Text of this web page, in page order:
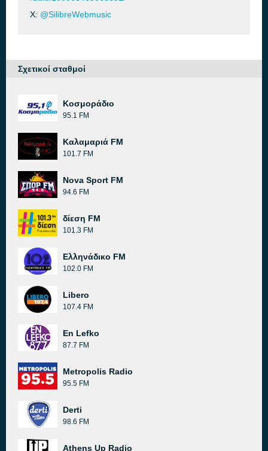
X: @SilibreWebmusic
Σχετικοί σταθμοί
Κοσμοράδιο
95.1 FM
Καλαμαριά FM
101.7 FM
Nova Sport FM
94.6 FM
δίεση FM
101.3 FM
Ελληνάδικο FM
102.0 FM
Libero
107.4 FM
En Lefko
87.7 FM
Metropolis Radio
95.5 FM
Derti
98.6 FM
Athens Up Radio